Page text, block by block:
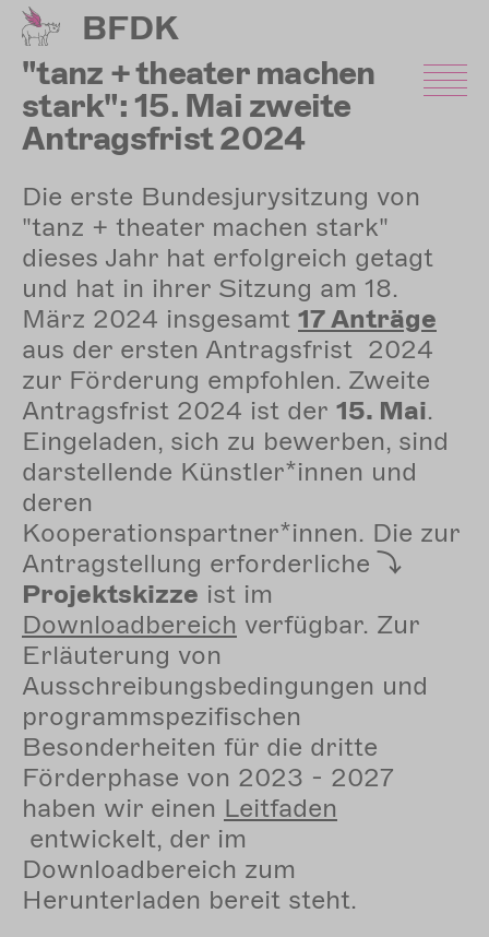
Direkt
zum
Inhalt
BFDK
"tanz + theater machen
stark": 15. Mai zweite
Antragsfrist 2024
Die erste Bundesjurysitzung von
"tanz + theater machen stark"
dieses Jahr hat erfolgreich getagt
und hat in ihrer Sitzung am 18.
März 2024 insgesamt 17 Anträge
aus der ersten Antragsfrist 2024
zur Förderung empfohlen. Zweite
Antragsfrist 2024 ist der 15. Mai.
Eingeladen, sich zu bewerben, sind
darstellende Künstler*innen und
deren
Kooperationspartner*innen. Die zur
Antragstellung erforderliche
Projektskizze ist im
Downloadbereich verfügbar. Zur
Erläuterung von
Ausschreibungsbedingungen und
programmspezifischen
Besonderheiten für die dritte
Förderphase von 2023 - 2027
haben wir einen Leitfaden
entwickelt, der im
Downloadbereich zum
Herunterladen bereit steht.